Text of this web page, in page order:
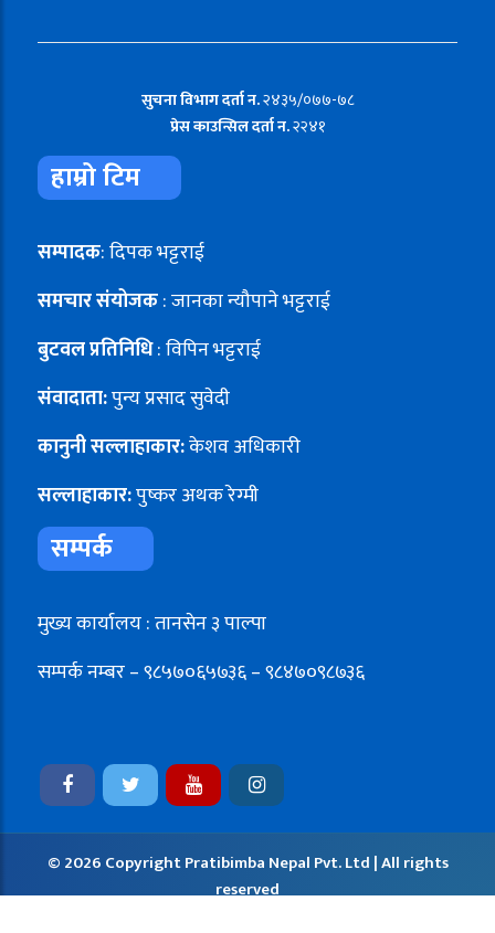
सुचना विभाग दर्ता न.२४३५/०७७-७८
प्रेस काउन्सिल दर्ता न.२२४१
हाम्रो टिम
सम्पादक: दिपक भट्टराई
समचार संयोजक: जानका न्यौपाने भट्टराई
बुटवल प्रतिनिधि: विपिन भट्टराई
संवादाता:पुन्य प्रसाद सुवेदी
कानुनी सल्लाहाकार:केशव अधिकारी
सल्लाहाकार:पुष्कर अथक रेग्मी
सम्पर्क
मुख्य कार्यालय : तानसेन ३ पाल्पा
सम्पर्क नम्बर – ९८५७०६५७३६ – ९८४७०९८७३६
© 2026 Copyright Pratibimba Nepal Pvt. Ltd | All rights
reserved